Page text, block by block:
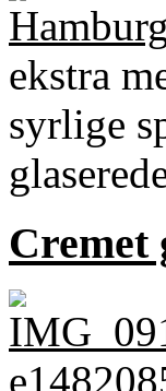
ekstra
syrlige
Cremet